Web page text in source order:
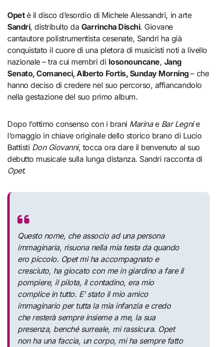
Opetè il disco d’esordio di Michele Alessandri, in arte
Sandri, distribuito da Garrincha Dischi. Giovane
cantautore polistrumentista cesenate, Sandri ha già
conquistato il cuore di una pletora di musicisti noti a livello
nazionale – tra cui membri di Iosonouncane, Jang
Senato, Comaneci, Alberto Fortis, Sunday Morning– che
hanno deciso di credere nel suo percorso, affiancandolo
nella gestazione del suo primo album.
Dopo l’ottimo consenso con i brani Marinae Bar Legnie
l’omaggio in chiave originale dello storico brano di Lucio
Battisti Don Giovanni, tocca ora dare il benvenuto al suo
debutto musicale sulla lunga distanza. Sandri racconta di
Opet.
Questo nome, che associo ad una persona
immaginaria, risuona nella mia testa da quando
ero piccolo. Opet mi ha accompagnato e
cresciuto, ha giocato con me in giardino a fare il
pompiere, il pilota, il contadino, era mio
complice in tutto. E’ stato il mio amico
immaginario per tutta la mia infanzia e credo
che resterà sempre insieme a me, la sua
presenza, benché surreale, mi rassicura. Opet
non ha una faccia, un corpo, mi ha sempre fatto